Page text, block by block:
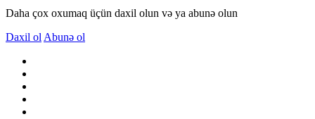
Daha çox oxumaq üçün daxil olun və ya abunə olun
Daxil ol Abunə ol